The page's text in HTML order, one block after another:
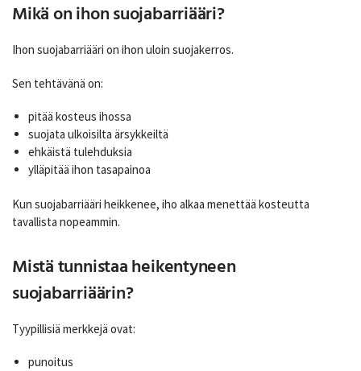
Mikä on ihon suojabarriääri?
Ihon suojabarriääri on ihon uloin suojakerros.
Sen tehtävänä on:
pitää kosteus ihossa
suojata ulkoisilta ärsykkeiltä
ehkäistä tulehduksia
ylläpitää ihon tasapainoa
Kun suojabarriääri heikkenee, iho alkaa menettää kosteutta
tavallista nopeammin.
Mistä tunnistaa heikentyneen
suojabarriäärin?
Tyypillisiä merkkejä ovat:
punoitus